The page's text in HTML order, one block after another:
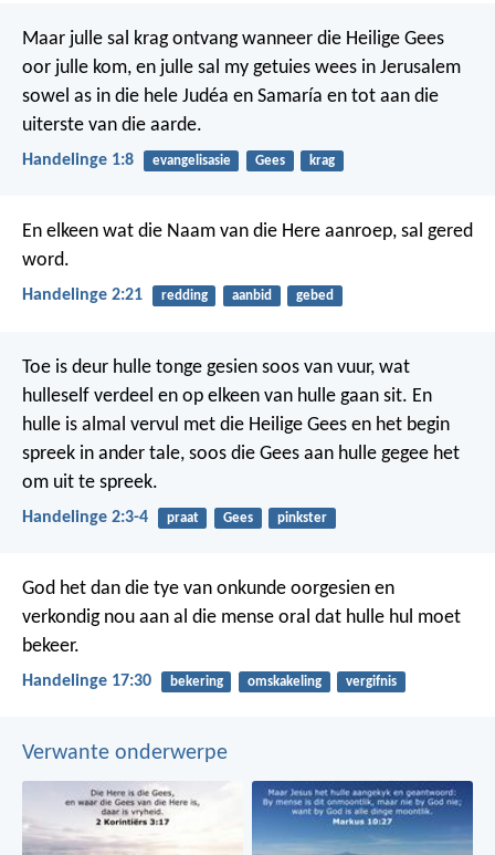
Maar julle sal krag ontvang wanneer die Heilige Gees
oor julle kom, en julle sal my getuies wees in Jerusalem
sowel as in die hele Judéa en Samaría en tot aan die
uiterste van die aarde.
Handelinge 1:8 evangelisasie Gees krag
En elkeen wat die Naam van die Here aanroep, sal gered
word.
Handelinge 2:21 redding aanbid gebed
Toe is deur hulle tonge gesien soos van vuur, wat
hulleself verdeel en op elkeen van hulle gaan sit. En
hulle is almal vervul met die Heilige Gees en het begin
spreek in ander tale, soos die Gees aan hulle gegee het
om uit te spreek.
Handelinge 2:3-4 praat Gees pinkster
God het dan die tye van onkunde oorgesien en
verkondig nou aan al die mense oral dat hulle hul moet
bekeer.
Handelinge 17:30 bekering omskakeling vergifnis
Verwante onderwerpe